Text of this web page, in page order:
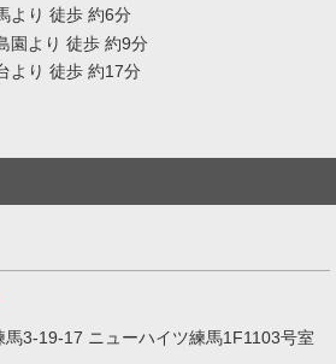
より 徒歩 約6分
園より 徒歩 約9分
より 徒歩 約17分
馬3-19-17 ニューハイツ練馬1F1103号室